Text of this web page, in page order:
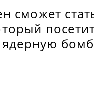
сможет